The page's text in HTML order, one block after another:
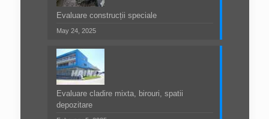
Evaluare construcții speciale
May 24, 2025
Evaluare cladire mixta, birouri, spatii
depozitare